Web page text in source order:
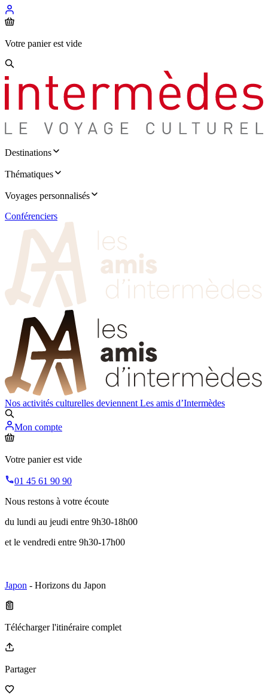
Votre panier est vide
Destinations
Thématiques
Voyages personnalisés
Conférenciers
Nos activités culturelles deviennent Les amis d’Intermèdes
Mon compte
Votre panier est vide
01 45 61 90 90
Nous restons à votre écoute
du lundi au jeudi entre 9h30-18h00
et le vendredi entre 9h30-17h00
Japon - Horizons du Japon
Télécharger l'itinéraire complet
Partager